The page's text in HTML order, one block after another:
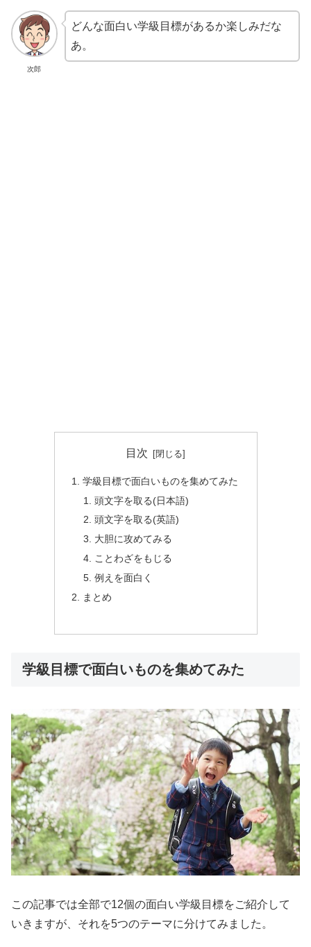
次郎
どんな面白い学級目標があるか楽しみだな
あ。
目次
学級目標で面白いものを集めてみた
頭文字を取る(日本語)
頭文字を取る(英語)
大胆に攻めてみる
ことわざをもじる
例えを面白く
まとめ
学級目標で面白いものを集めてみた
この記事では全部で12個の面白い学級目標をご紹介して
いきますが、それを5つのテーマに分けてみました。